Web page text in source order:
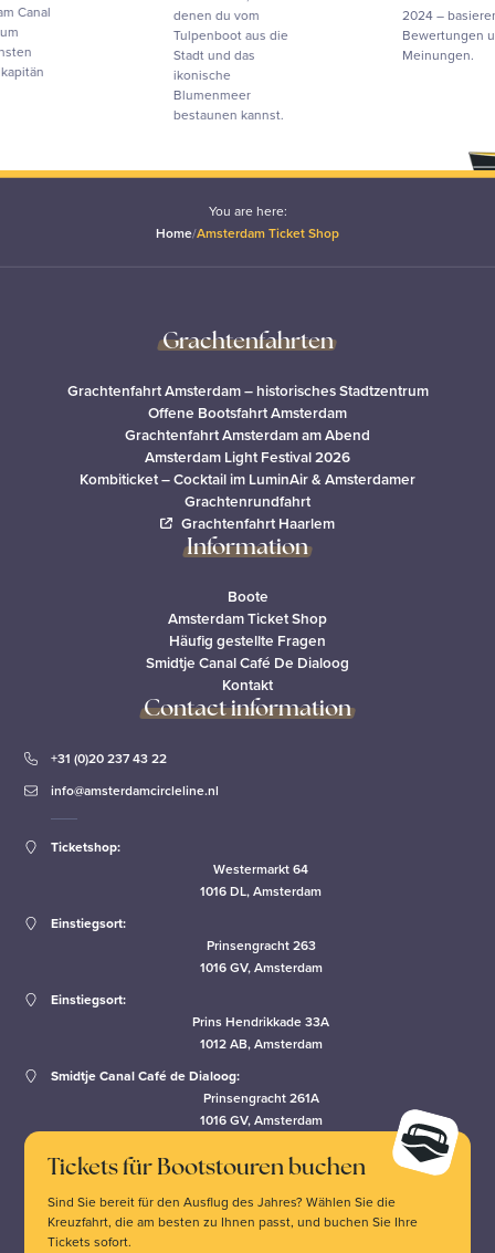
denen du vom
Tulpenboot aus die
Stadt und das
Blumenmeer
bestaunen kannst.
2024 – basierend auf
Bewertungen und
Meinungen.
You are here:
Home/Amsterdam Ticket Shop
Grachtenfahrten
Grachtenfahrt Amsterdam – historisches Stadtzentrum
Offene Bootsfahrt Amsterdam
Grachtenfahrt Amsterdam am Abend
Amsterdam Light Festival 2026
Kombiticket – Cocktail im LuminAir & Amsterdamer
Grachtenrundfahrt
Grachtenfahrt Haarlem
Information
Boote
Amsterdam Ticket Shop
Häufig gestellte Fragen
Smidtje Canal Café De Dialoog
Kontakt
Contact information
+31 (0)20 237 43 22
info@amsterdamcircleline.nl
Ticketshop:
Westermarkt 64
1016 DL, Amsterdam
Einstiegsort:
Prinsengracht 263
1016 GV, Amsterdam
Einstiegsort:
Prins Hendrikkade 33A
1012 AB, Amsterdam
Smidtje Canal Café de Dialoog:
Prinsengracht 261A
1016 GV, Amsterdam
Tickets für Bootstouren buchen
Sind Sie bereit für den Ausflug des Jahres? Wählen Sie die
Kreuzfahrt, die am besten zu Ihnen passt, und buchen Sie Ihre
Tickets sofort.